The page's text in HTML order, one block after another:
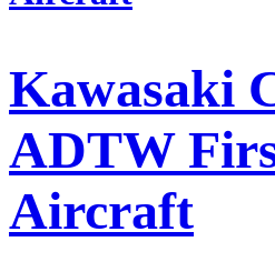
Kawasaki
ADTW
Aircraft